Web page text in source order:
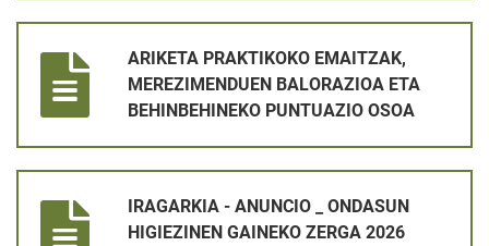
ARIKETA PRAKTIKOKO EMAITZAK,
MEREZIMENDUEN BALORAZIOA ETA
BEHINBEHINEKO PUNTUAZIO OSOA
IRAGARKIA - ANUNCIO _ ONDASUN
HIGIEZINEN GAINEKO ZERGA 2026